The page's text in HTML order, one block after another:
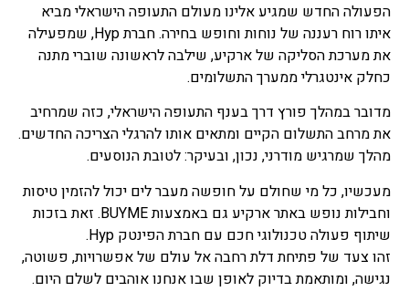
הפעולה החדש שמגיע אלינו מעולם התעופה הישראלי מביא
איתו רוח רעננה של נוחות וחופש בחירה. חברת Hyp, שמפעילה
את מערכת הסליקה של ארקיע, שילבה לראשונה שוברי מתנה
כחלק אינטגרלי ממערך התשלומים.
מדובר במהלך פורץ דרך בענף התעופה הישראלי, כזה שמרחיב
את מרחב התשלום הקיים ומתאים אותו להרגלי הצריכה החדשים.
מהלך שמרגיש מודרני, נכון, ובעיקר: לטובת הנוסעים.
מעכשיו, כל מי שחולם על חופשה מעבר לים יכול להזמין טיסות
וחבילות נופש באתר ארקיע גם באמצעות BUYME. זאת בזכות
שיתוף פעולה טכנולוגי חכם עם חברת הפינטק Hyp.
זהו צעד של פתיחת דלת רחבה אל עולם של אפשרויות, פשוטה,
נגישה, ומותאמת בדיוק לאופן שבו אנחנו אוהבים לשלם היום.